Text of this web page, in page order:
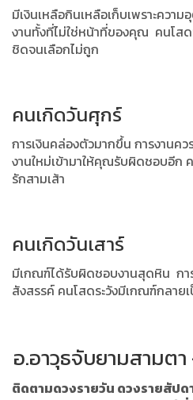
มีเงินเหลือกินเหลือเก็บเพราะควา
งานทั้งที่ไม่ใช่หน้าที่ของคุณ คนโส
ชิดจนเลือกไม่ถูก
คนเกิดวันศุกร์
การเงินคล่องตัวมากขึ้น การงานค
งานใหม่เข้ามาให้คุณรับผิดชอบอีก
รักสามเส้า
คนเกิดวันเสาร์
มีเกณฑ์ได้รับผิดชอบงานสุดหิน กา
สังสรรค์ คนโสดระวังมีเกณฑ์กลาย
อ.อาวุธจับยามสามต
ติดตามดวงรายวัน ดวงรายสัป